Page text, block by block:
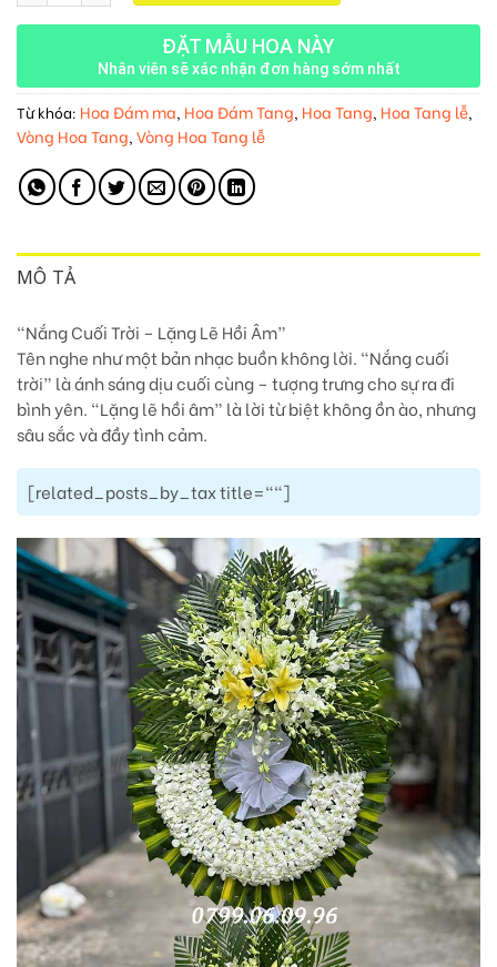
ĐẶT MẪU HOA NÀY
Nhân viên sẽ xác nhận đơn hàng sớm nhất
Từ khóa: Hoa Đám ma, Hoa Đám Tang, Hoa Tang, Hoa Tang lễ,
Vòng Hoa Tang, Vòng Hoa Tang lễ
MÔ TẢ
“Nắng Cuối Trời – Lặng Lẽ Hồi Âm”
Tên nghe như một bản nhạc buồn không lời. “Nắng cuối
trời” là ánh sáng dịu cuối cùng – tượng trưng cho sự ra đi
bình yên. “Lặng lẽ hồi âm” là lời từ biệt không ồn ào, nhưng
sâu sắc và đầy tình cảm.
[related_posts_by_tax title=""]